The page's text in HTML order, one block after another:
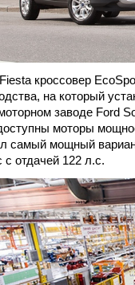
кроссовер
на который
заводе Ford
моторы
самый мощный
с отдачей 122 л.с.